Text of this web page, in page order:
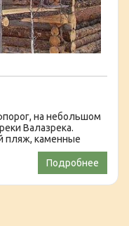
на небольшом
Валазрека.
пляж, каменные
расположение, в тени
1,5 км. Путь из
0,5 часа,
катером.
Подробнее